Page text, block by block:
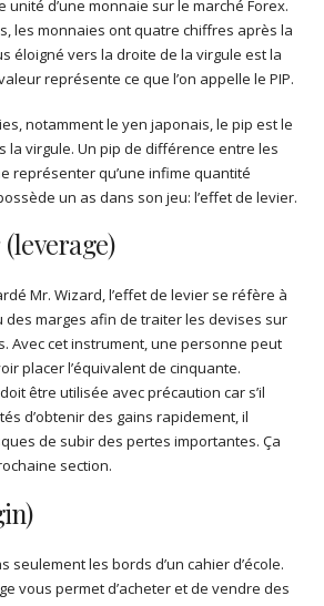
unité d’une monnaie sur le marché Forex.
les monnaies ont quatre chiffres après la
éloigné vers la droite de la virgule est la
représente ce que l’on appelle le PIP.
notamment le yen japonais, le pip est le
la virgule. Un pip de différence entre les
représenter qu’une infime quantité
un as dans son jeu: l’effet de levier.
Mr. Wizard, l’effet de levier se réfère à
des marges afin de traiter les devises sur
Avec cet instrument, une personne peut
placer l’équivalent de cinquante.
être utilisée avec précaution car s’il
d’obtenir des gains rapidement, il
de subir des pertes importantes. Ça
section.
seulement les bords d’un cahier d’école.
vous permet d’acheter et de vendre des